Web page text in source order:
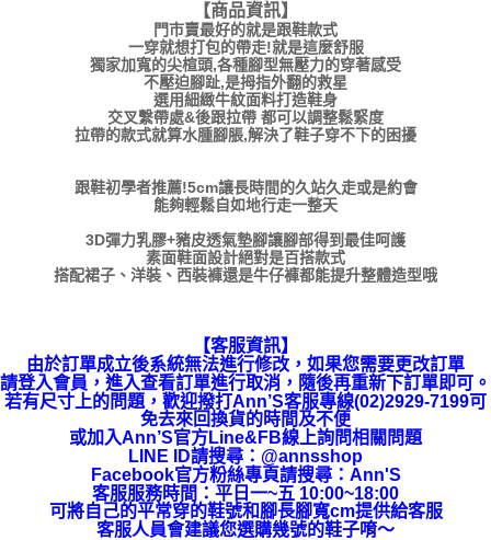
【商品資訊】
門市賣最好的就是跟鞋款式
一穿就想打包的帶走!就是這麼舒服
獨家加寬的尖楦頭,各種腳型無壓力的穿著感受
不壓迫腳趾,是拇指外翻的救星
選用細緻牛紋面料打造鞋身
交叉繫帶處&後跟拉帶 都可以調整鬆緊度
拉帶的款式就算水腫腳脹,解決了鞋子穿不下的困擾
跟鞋初學者推薦!5cm讓長時間的久站久走或是約會
能夠輕鬆自如地行走一整天
3D彈力乳膠+豬皮透氣墊腳讓腳部得到最佳呵護
素面鞋面設計絕對是百搭款式
搭配裙子、洋裝、西裝褲還是牛仔褲都能提升整體造型哦
【客服資訊】
由於訂單成立後系統無法進行修改，如果您需要更改訂單
請登入會員，進入查看訂單進行取消，隨後再重新下訂單即可。
若有尺寸上的問題，歡迎撥打Ann’S客服專線(02)2929-7199可
免去來回換貨的時間及不便
或加入Ann’S官方Line&FB線上詢問相關問題
LINE ID請搜尋 ： @annsshop
Facebook官方粉絲專頁請搜尋：Ann'S
客服服務時間：平日一~五 10:00~18:00
可將自己的平常穿的鞋號和腳長腳寬cm提供給客服
客服人員會建議您選購幾號的鞋子唷～